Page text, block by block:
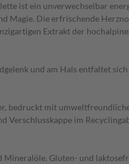
ist ein unverwechselbar
Magie. Die erfrischende
Extrakt der
und am Hals entfaltet
bedruckt mit
Verschlusskappe im
Mineralöle. Gluten- und